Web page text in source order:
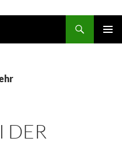
DER